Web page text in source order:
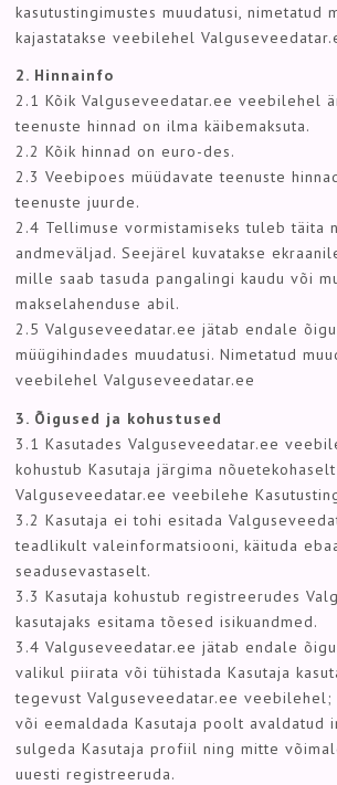
kasutustingimustes muudatusi, nimetatud
kajastatakse veebilehel
2. Hinnainfo
2.1 Kõik Valguseveedatar.ee veebilehel
teenuste hinnad on ilma käibemaksuta.
2.2 Kõik hinnad on euro-des.
2.3 Veebipoes müüdavate teenuste
teenuste juurde.
2.4 Tellimuse vormistamiseks tuleb täita
andmeväljad. Seejärel kuvatakse
mille saab tasuda pangalingi kaudu või
makselahenduse abil.
2.5 Valguseveedatar.ee jätab endale
müügihindades muudatusi. Nimetatud
veebilehel Valguseveedatar.ee
3. Õigused ja kohustused
3.1 Kasutades Valguseveedatar.ee
kohustub Kasutaja järgima
Valguseveedatar.ee veebilehe
3.2 Kasutaja ei tohi esitada
teadlikult valeinformatsiooni, käituda
seadusevastaselt.
3.3 Kasutaja kohustub registreerudes
kasutajaks esitama tõesed isikuandmed.
3.4 Valguseveedatar.ee jätab endale
valikul piirata või tühistada Kasutaja
tegevust Valguseveedatar.ee veebilehel;
või eemaldada Kasutaja poolt avaldatud
sulgeda Kasutaja profiil ning mitte
uuesti registreeruda.